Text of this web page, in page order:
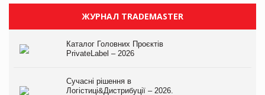
ЖУРНАЛ TRADEMASTER
Каталог Головних Проєктів
PrivateLabel – 2026
Сучасні рішення в
Логістиці&Дистрибуції – 2026.